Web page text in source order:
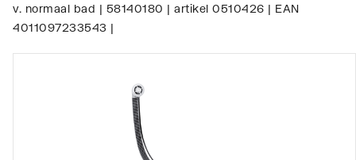
v. normaal bad | 58140180 | artikel 0510426 | EAN
4011097233543 |